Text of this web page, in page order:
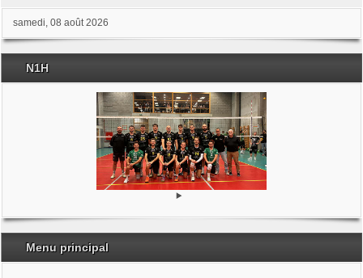
Les samedis du sport
Les stages
Documents
samedi, 08 août 2026
N1H
Menu principal